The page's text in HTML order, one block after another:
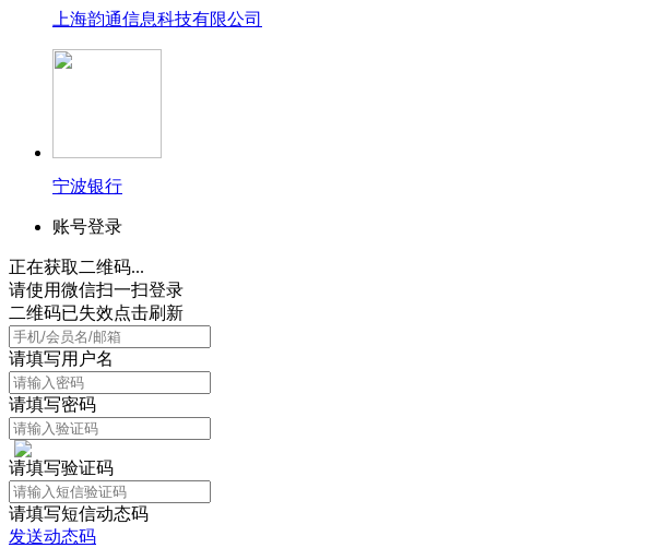
上海韵通信息科技有限公司
宁波银行
账号登录
正在获取二维码...
请使用微信扫一扫登录
二维码已失效点击刷新
请填写用户名
请填写密码
请填写验证码
请填写短信动态码
发送动态码